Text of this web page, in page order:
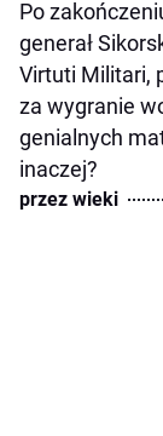
Po
generał
Virtuti Militari,
za wygranie
genialnych
inaczej?
przez wieki